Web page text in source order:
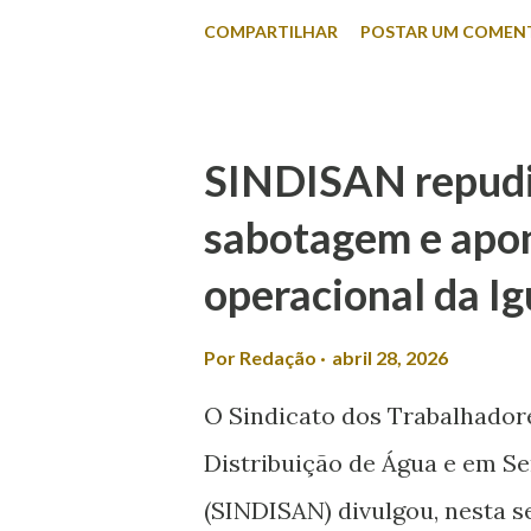
Outros nomes somam 5,9%.
candidatos são
liderança com 44,2%,
não responder, além de
levantamento também
COMPARTILHAR POSTAR UM
SINDISAN
sabotagem e
operacional da
Por Redação abril 28, 2026
O Sindicato dos
Distribuição de Água e em
(SINDISAN) divulgou, nesta